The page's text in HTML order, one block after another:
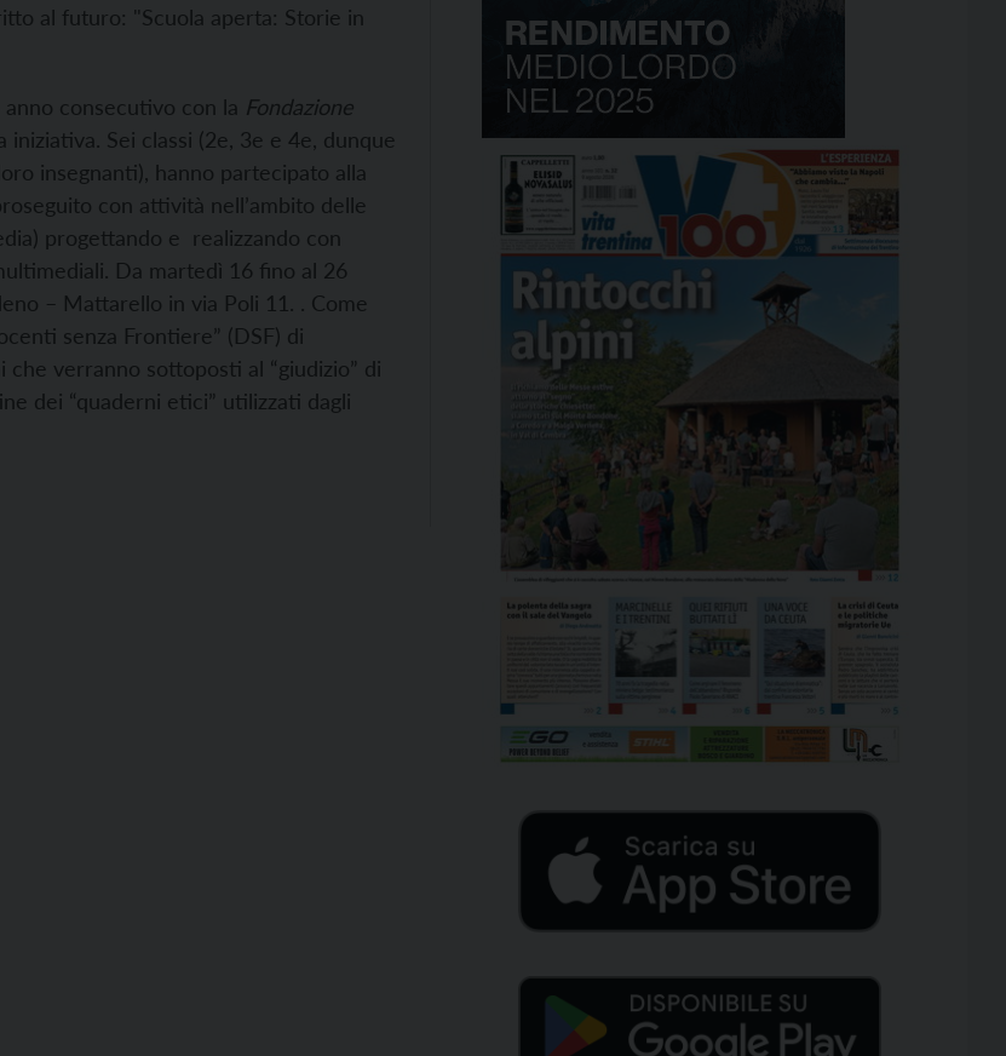
al futuro: "Scuola aperta: Storie in
consecutivo con la Fondazione
iniziativa. Sei classi (2e, 3e e 4e, dunque
insegnanti), hanno partecipato alla
con attività nell’ambito delle
progettando e realizzando con
Da martedì 16 fino al 26
– Mattarello in via Poli 11. . Come
senza Frontiere” (DSF) di
verranno sottoposti al “giudizio” di
dei “quaderni etici” utilizzati dagli